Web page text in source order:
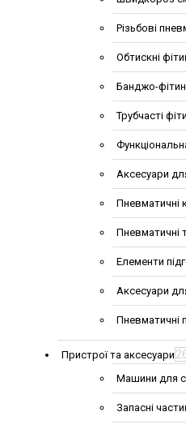
Різьбові
Обтискні
Банджо-
Трубчасті
Аксесуари
Пневматичні
Пневматичні
Елементи
Аксесуари
Пневматичні
Пристрої та аксесуари
Машини для
Запасні